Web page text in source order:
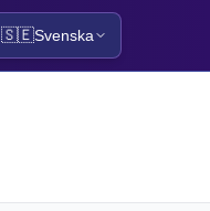
🇸🇪Svenska